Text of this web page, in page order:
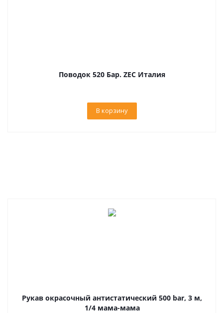
Поводок 520 Бар. ZEC Италия
В корзину
Рукав окрасочный антистатический 500 bar, 3 м,
1/4 мама-мама